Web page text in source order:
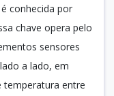
conhecida por
chave opera pelo
sensores
a lado, em
temperatura entre